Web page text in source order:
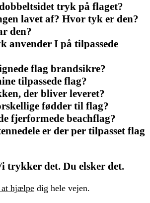
tryk på flaget?
lavet af? Hvor tyk er den?
den?
anvender I på tilpassede
flag brandsikre?
tilpassede flag?
der bliver leveret?
fødder til flag?
fjerformede beachflag?
er der per tilpasset flag
trykker det. Du elsker det.
hjælpe dig hele vejen.